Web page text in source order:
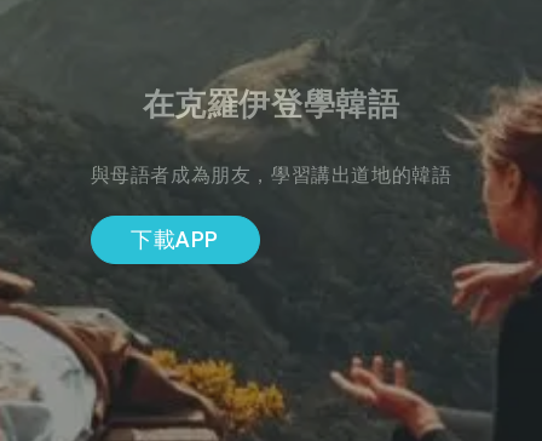
在克羅伊登學韓語
與母語者成為朋友，學習講出道地的韓語
下載APP